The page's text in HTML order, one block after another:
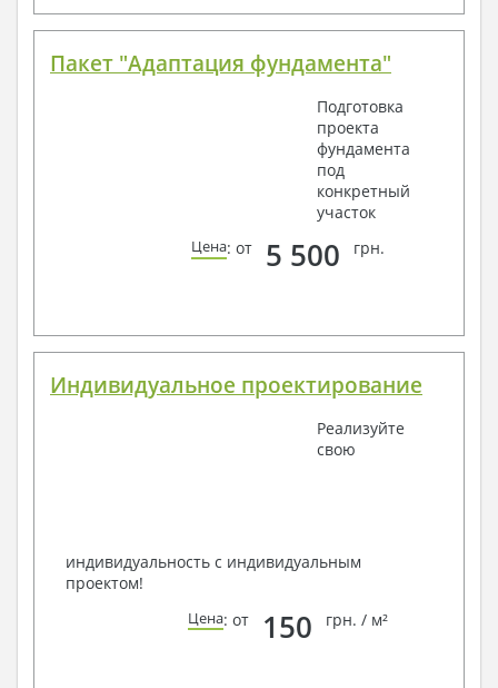
Пакет "Адаптация фундамента"
Подготовка
проекта
фундамента
под
конкретный
участок
Цена: от 5 500 грн.
Индивидуальное проектирование
Реализуйте
свою
индивидуальность с индивидуальным
проектом!
Цена: от 150 грн. / м²